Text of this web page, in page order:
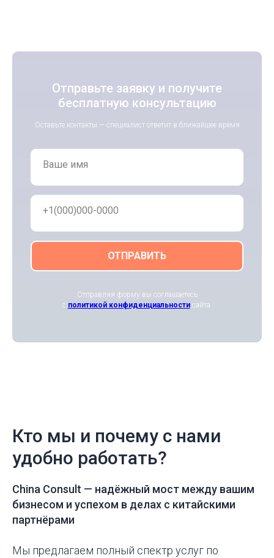
Отправьте заявку и получите
бесплатную консультацию
Оставьте контакты — специалист ответит в ближайшее время
Ваше имя
+1(000)000-0000
ОТПРАВИТЬ
Отправляя форму вы соглашаетесь
с политикой конфиденциальности сайта.
Кто мы и почему с нами
удобно работать?
China Consult — надёжный мост между вашим
бизнесом и успехом в делах с китайскими
партнёрами
Мы предлагаем полный спектр услуг по